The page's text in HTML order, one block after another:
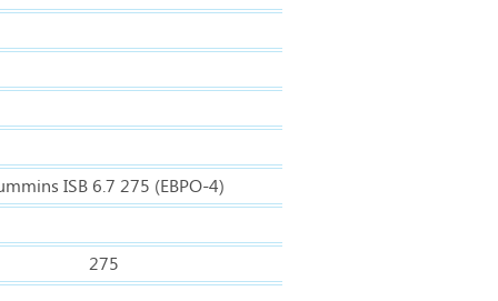
ISB 6.7 275 (ЕВРО-4)
275